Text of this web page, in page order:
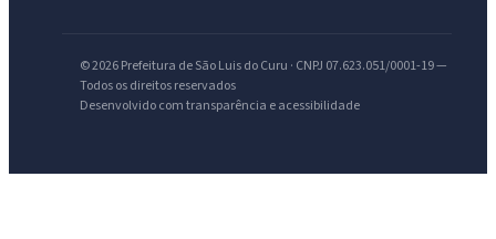
© 2026 Prefeitura de São Luis do Curu · CNPJ 07.623.051/0001-19 —
Todos os direitos reservados
Desenvolvido com transparência e acessibilidade